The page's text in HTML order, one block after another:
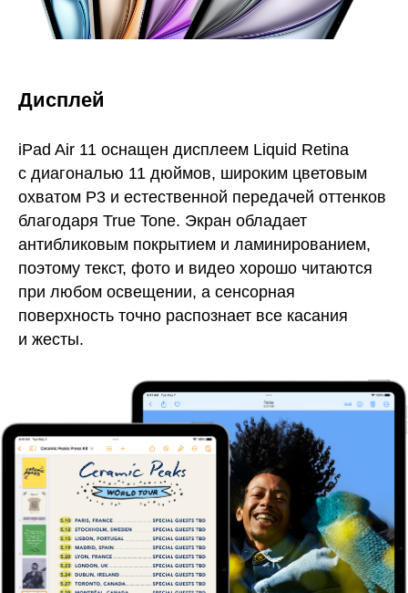
Дисплей
iPad Air 11 оснащен дисплеем Liquid Retina
с диагональю 11 дюймов, широким цветовым
охватом P3 и естественной передачей оттенков
благодаря True Tone. Экран обладает
антибликовым покрытием и ламинированием,
поэтому текст, фото и видео хорошо читаются
при любом освещении, а сенсорная
поверхность точно распознает все касания
и жесты.